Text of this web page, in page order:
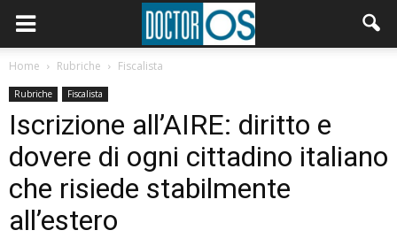
Home Rubriche Fiscalista
Rubriche Fiscalista
Iscrizione all’AIRE: diritto e
dovere di ogni cittadino italiano
che risiede stabilmente
all’estero